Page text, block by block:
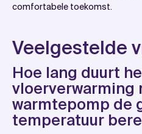
comfortabele toekomst.
Veelgestelde
Hoe lang duurt
vloerverwarming
warmtepomp de
temperatuur